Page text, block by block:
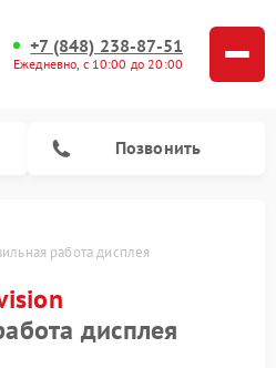
+7 (848) 238-87-51
Ежедневно, с 10:00 до 20:00
Позвонить
работа дисплея
дисплея